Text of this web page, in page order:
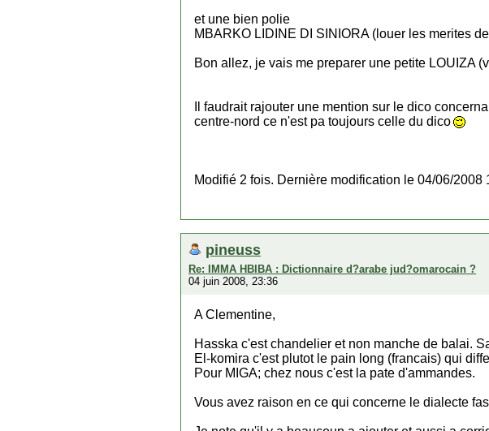
et une bien polie
MBARKO LIDINE DI SINIORA (louer les merites
Bon allez, je vais me preparer une petite LOUIZA
Il faudrait rajouter une mention sur le dico
centre-nord ce n'est pa toujours celle du dico
Modifié 2 fois. Dernière modification le 04/06/2008
pineuss
Re: IMMA HBIBA : Dictionnaire d?arabe jud?omarocain ?
04 juin 2008, 23:36
A Clementine,
Hasska c'est chandelier et non manche de balai.
El-komira c'est plutot le pain long (francais) qui
Pour MIGA; chez nous c'est la pate d'ammandes.
Vous avez raison en ce qui concerne le dialecte